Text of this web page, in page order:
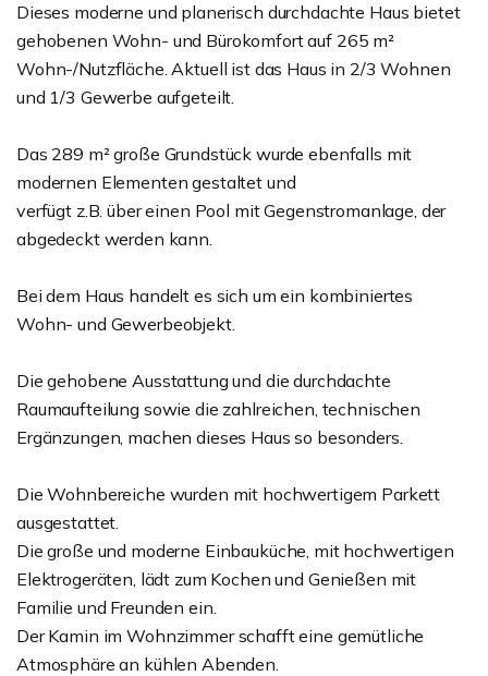
Dieses moderne und planerisch durchdachte Haus bietet
gehobenen Wohn- und Bürokomfort auf 265 m²
Wohn-/Nutzfläche. Aktuell ist das Haus in 2/3 Wohnen
und 1/3 Gewerbe aufgeteilt.
Das 289 m² große Grundstück wurde ebenfalls mit
modernen Elementen gestaltet und
verfügt z.B. über einen Pool mit Gegenstromanlage, der
abgedeckt werden kann.
Bei dem Haus handelt es sich um ein kombiniertes
Wohn- und Gewerbeobjekt.
Die gehobene Ausstattung und die durchdachte
Raumaufteilung sowie die zahlreichen, technischen
Ergänzungen, machen dieses Haus so besonders.
Die Wohnbereiche wurden mit hochwertigem Parkett
ausgestattet.
Die große und moderne Einbauküche, mit hochwertigen
Elektrogeräten, lädt zum Kochen und Genießen mit
Familie und Freunden ein.
Der Kamin im Wohnzimmer schafft eine gemütliche
Atmosphäre an kühlen Abenden.